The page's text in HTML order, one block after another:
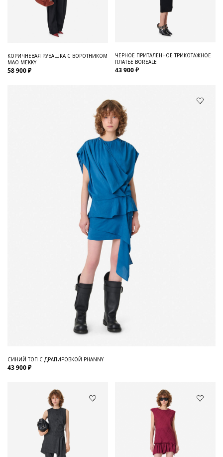
КОРИЧНЕВАЯ РУБАШКА С ВОРОТНИКОМ
МАО MEKKY
58 900 ₽
ЧЕРНОЕ ПРИТАЛЕННОЕ ТРИКОТАЖНОЕ
ПЛАТЬЕ BOREALE
43 900 ₽
СИНИЙ ТОП С ДРАПИРОВКОЙ PHANNY
43 900 ₽